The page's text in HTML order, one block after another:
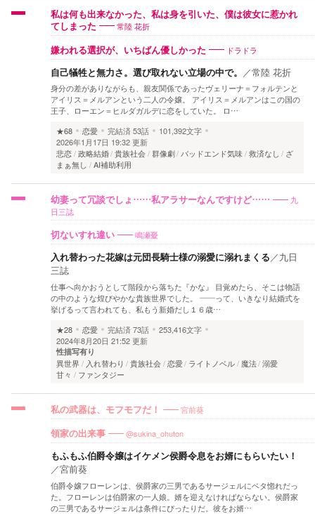
私は何も出来なかった、私は身を引いた、僕は彼女に惹かれ
てしまった
常陸 花折
嫌われる選択が、いちばん優しかった ドラドラ
自己犠牲と無力さ。選び取れない立場の中で。 ／常陸 花折
身分の差がありながらも、親友関係であったヴェリーナ＝フォルテンと
アイリス＝メルアンという二人の令嬢。 アイリス＝メルアンはこの国の
王子、ローエン＝ヒルダガルデに恋をしていた。 ロ…
★68
恋愛 完結済53話
101,392文字
2026年1月17日 19:32 更新
悲恋 政略結婚 貴族社会 群像劇 バッドエンド気味 救済なし
ざ
まぁ無し
AI補助利用
幼妻って冗談でしょ……私アラサーなんですけど……
九
日三誌
切ないすれ違い 鳴瀬憂
入れ替わった花嫁は元団長騎士様の溺愛に溺れまくる／九日
三誌
仕事へ向かおうとして階段から落ちた『かな』 目覚めたら、そこは物語
の中のような煌びやかな貴族世界でした。 ——って、いきなり結婚式を
挙げるって言われても、私もう新婚だし１６歳…
★28
恋愛 完結済73話
253,416文字
2024年8月20日 21:52 更新
性描写有り
異世界 入れ替わり 貴族社会 恋愛 ライトノベル 魔法 溺愛
甘々
ファンタジー
私の武器は、モフモフだ！ 宮前葵
領家の出来事 @sukina_ohuton
もふもふ伯爵令嬢はイケメン侯爵令息をお婿にもらいたい！
／宮前葵
伯爵令嬢フローレンは、侯爵家の三男であるサージェルにベタ惚れだっ
た。フローレンは伯爵家の一人娘。婿を迎えなければならない。侯爵家
の三男であるサージェルは条件にぴったりだ。彼をお婿…